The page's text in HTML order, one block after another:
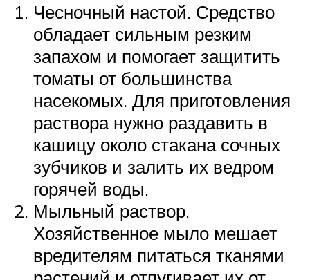
Чесночный настой. Средство
обладает сильным резким
запахом и помогает защитить
томаты от большинства
насекомых. Для приготовления
раствора нужно раздавить в
кашицу около стакана сочных
зубчиков и залить их ведром
горячей воды.
Мыльный раствор.
Хозяйственное мыло мешает
вредителям питаться тканями